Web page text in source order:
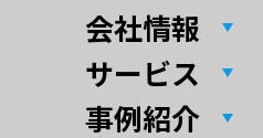
会社情報
サービス
事例紹介